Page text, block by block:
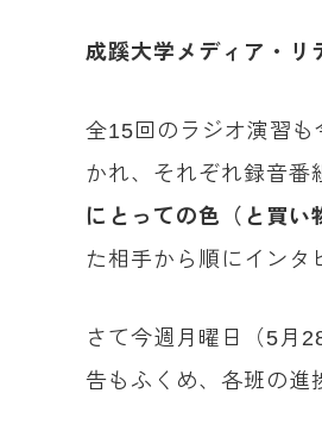
成蹊大学メディア・
全15回のラジオ演習
かれ、それぞれ録音番
にとっての色（と買い
た相手から順にインタ
さて今週月曜日（5月
告もふくめ、各班の進